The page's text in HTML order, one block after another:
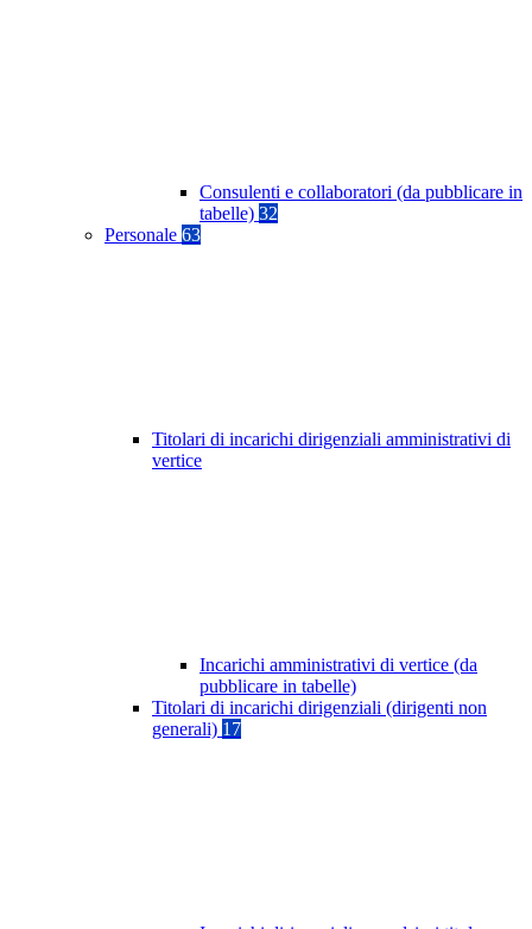
Consulenti e collaboratori (da pubblicare in
tabelle) 32
Personale 63
Titolari di incarichi dirigenziali amministrativi di
vertice
Incarichi amministrativi di vertice (da
pubblicare in tabelle)
Titolari di incarichi dirigenziali (dirigenti non
generali) 17